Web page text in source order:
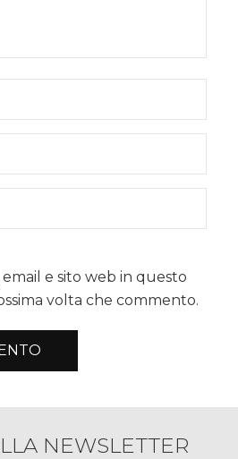
e sito web in questo
volta che commento.
NEWSLETTER